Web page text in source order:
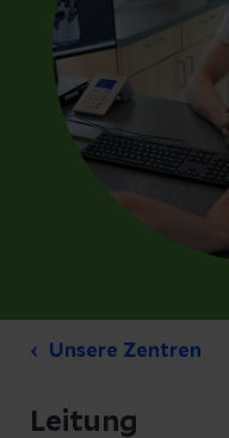
Unsere Zentren
Leitung